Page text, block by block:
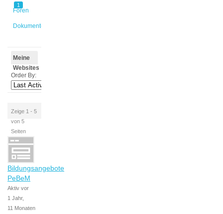
1
Foren
Dokumente
Meine
Websites
Order By:
Zeige 1 - 5
von 5
Seiten
Bildungsangebote
PeBeM
Aktiv vor
1 Jahr,
11 Monaten